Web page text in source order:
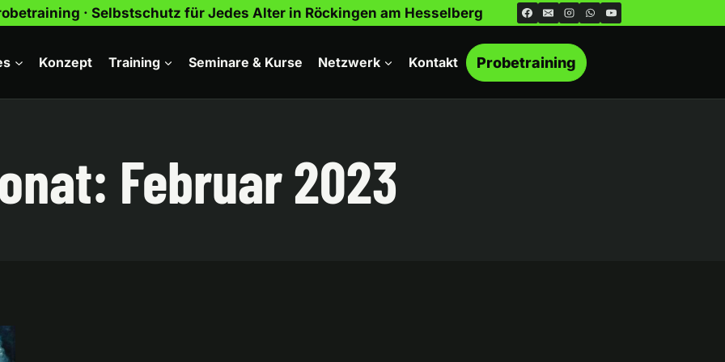
· Selbstschutz für Jedes Alter in Röckingen am Hesselberg
Konzept Training Seminare & Kurse Netzwerk Kontakt Probetraining
Februar 2023